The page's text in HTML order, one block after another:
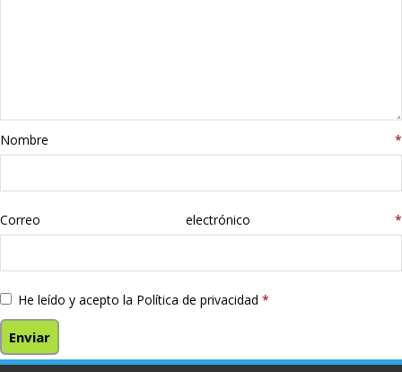
libros
Nombre *
Correo electrónico *
He leído y acepto la Política de privacidad *